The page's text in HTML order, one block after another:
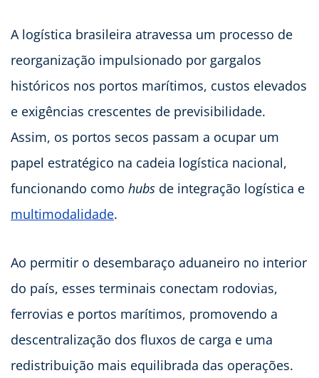
A logística brasileira atravessa um processo de
reorganização impulsionado por gargalos
históricos nos portos marítimos, custos elevados
e exigências crescentes de previsibilidade.
Assim, os portos secos passam a ocupar um
papel estratégico na cadeia logística nacional,
funcionando como hubs de integração logística e
multimodalidade.
Ao permitir o desembaraço aduaneiro no interior
do país, esses terminais conectam rodovias,
ferrovias e portos marítimos, promovendo a
descentralização dos fluxos de carga e uma
redistribuição mais equilibrada das operações.